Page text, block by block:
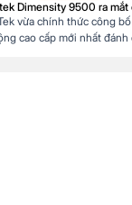
lớn của Samsung khi
Dimensity 9500 ra mắt
vừa chính thức công
cao cấp mới nhất